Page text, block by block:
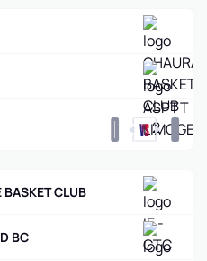
0 0
BASKET CLUB
BC